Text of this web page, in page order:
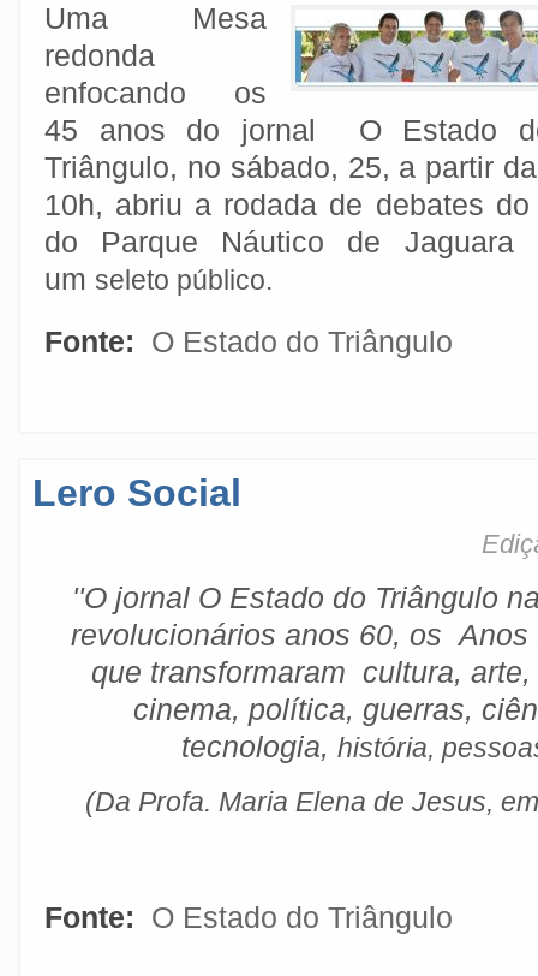
Uma Mesa
redonda
enfocando os
45 anos do jornal O Estado
Triângulo, no sábado, 25, a partir
10h, abriu a rodada de debates
do Parque Náutico de
um seleto público.
Fonte: O Estado do Triângulo
Lero Social
''O jornal O Estado do Triângulo
revolucionários anos 60, os Anos
que transformaram cultura,
cinema, política, guerras,
tecnologia, história,
(Da Profa. Maria Elena de Jesus,
Fonte: O Estado do Triângulo